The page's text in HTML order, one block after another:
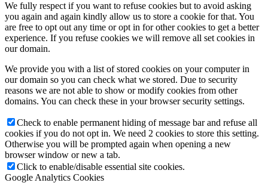
We fully respect if you want to refuse cookies but to avoid asking
you again and again kindly allow us to store a cookie for that. You
are free to opt out any time or opt in for other cookies to get a better
experience. If you refuse cookies we will remove all set cookies in
our domain.
We provide you with a list of stored cookies on your computer in
our domain so you can check what we stored. Due to security
reasons we are not able to show or modify cookies from other
domains. You can check these in your browser security settings.
Check to enable permanent hiding of message bar and refuse all
cookies if you do not opt in. We need 2 cookies to store this setting.
Otherwise you will be prompted again when opening a new
browser window or new a tab.
Click to enable/disable essential site cookies.
Google Analytics Cookies